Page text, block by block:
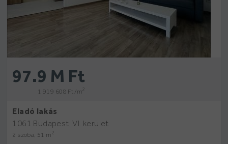
97.9 M Ft
1 919 608 Ft /m2
Eladó lakás
1061 Budapest, VI. kerület
2 szoba, 51 m 2